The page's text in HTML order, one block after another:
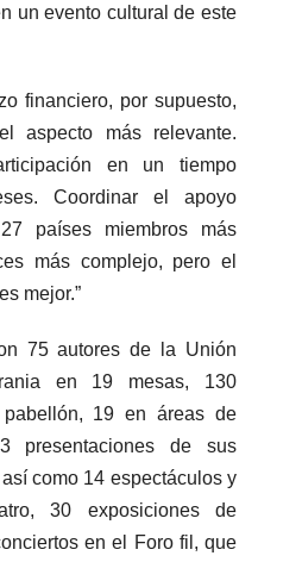
un evento cultural de este
financiero, por supuesto,
aspecto más relevante.
en un tiempo
Coordinar el apoyo
países miembros más
más complejo, pero el
mejor.”
75 autores de la Unión
en 19 mesas, 130
19 en áreas de
presentaciones de sus
como 14 espectáculos y
30 exposiciones de
en el Foro fil, que